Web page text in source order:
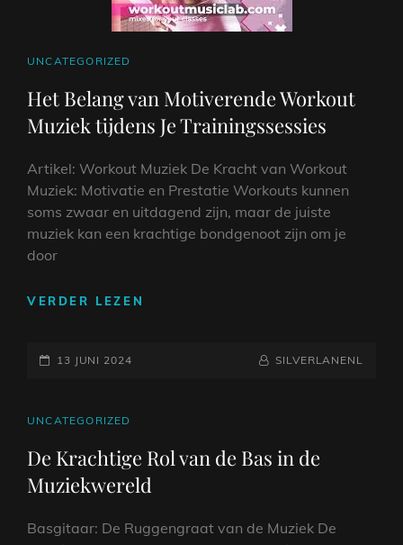
CAT
UNCATEGORIZED
Het Belang van Motiverende Workout
Muziek tijdens Je Trainingssessies
Artikel: Workout Muziek De Kracht van Workout
Muziek: Motivatie en Prestatie Workouts kunnen
soms zwaar en uitdagend zijn, maar de juiste
muziek kan een krachtige bondgenoot zijn om je
door
VERDER LEZEN
TRAININGSSESSIES
GEPLAATST
13 JUNI 2024 NAAMREGEL
BYLINE
SILVERLANENL
CAT
UNCATEGORIZED
De Krachtige Rol van de Bas in de
Muziekwereld
Basgitaar: De Ruggengraat van de Muziek De